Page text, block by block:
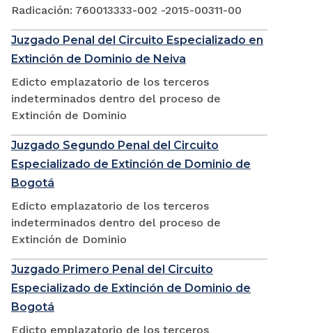
Radicación: 760013333-002 -2015-00311-00
Juzgado Penal del Circuito Especializado en
Extinción de Dominio de Neiva
Edicto emplazatorio de los terceros
indeterminados dentro del proceso de
Extinción de Dominio
Juzgado Segundo Penal del Circuito
Especializado de Extinción de Dominio de
Bogotá
Edicto emplazatorio de los terceros
indeterminados dentro del proceso de
Extinción de Dominio
Juzgado Primero Penal del Circuito
Especializado de Extinción de Dominio de
Bogotá
Edicto emplazatorio de los terceros